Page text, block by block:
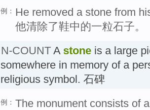
例： He removed a stone from
他清除了鞋中的一粒石子。
N-COUNT A stone is a large
somewhere in memory of a
religious symbol. 石碑
例： The monument consists of